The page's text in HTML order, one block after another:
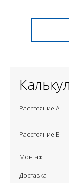
Расстояние А
Расстояние Б
Монтаж
Доставка